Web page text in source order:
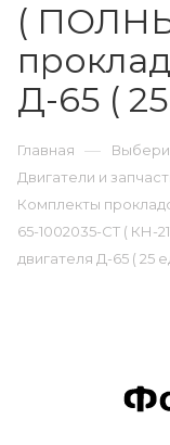
(
Д-65 (
Главная —
Двигатели и
Комплекты
65-1002035-СТ ( КН-
двигателя Д-65 ( 25